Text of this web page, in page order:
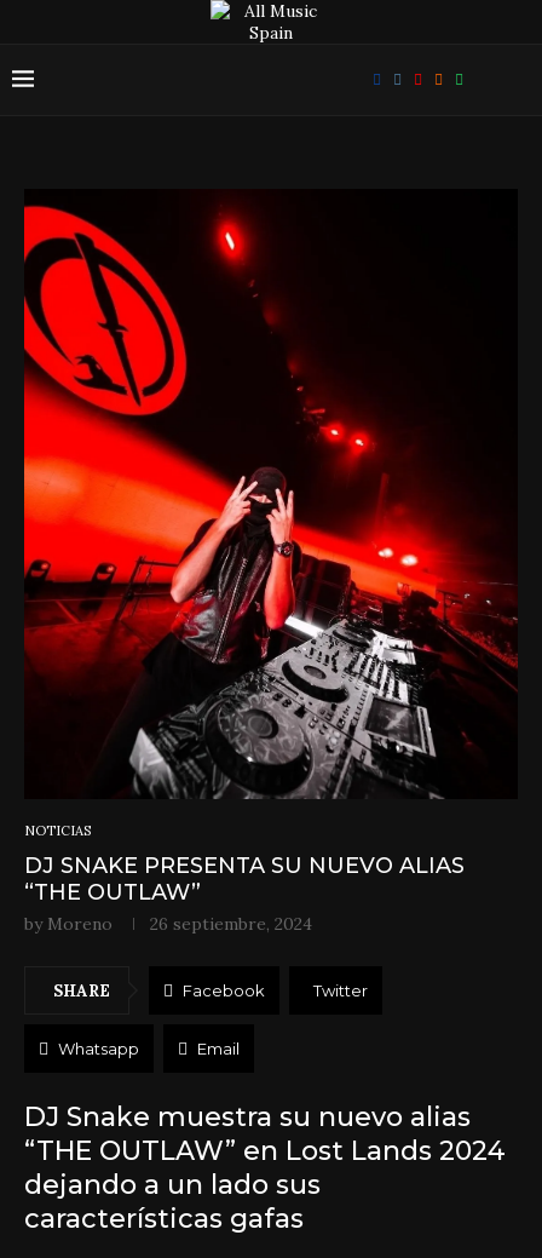
NOTICIAS
DJ SNAKE PRESENTA SU NUEVO ALIAS
“THE OUTLAW”
by Moreno 26 septiembre, 2024
SHARE Facebook Twitter
Whatsapp Email
DJ Snake muestra su nuevo alias
“THE OUTLAW” en Lost Lands 2024
dejando a un lado sus
características gafas